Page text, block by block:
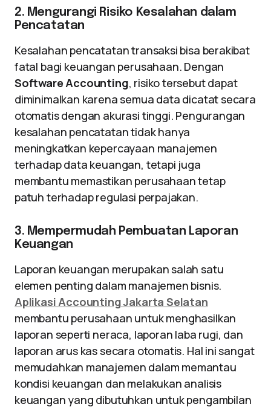
2. Mengurangi Risiko Kesalahan dalam
Pencatatan
Kesalahan pencatatan transaksi bisa berakibat
fatal bagi keuangan perusahaan. Dengan
Software Accounting, risiko tersebut dapat
diminimalkan karena semua data dicatat secara
otomatis dengan akurasi tinggi. Pengurangan
kesalahan pencatatan tidak hanya
meningkatkan kepercayaan manajemen
terhadap data keuangan, tetapi juga
membantu memastikan perusahaan tetap
patuh terhadap regulasi perpajakan.
3. Mempermudah Pembuatan Laporan
Keuangan
Laporan keuangan merupakan salah satu
elemen penting dalam manajemen bisnis.
Aplikasi Accounting Jakarta Selatan
membantu perusahaan untuk menghasilkan
laporan seperti neraca, laporan laba rugi, dan
laporan arus kas secara otomatis. Hal ini sangat
memudahkan manajemen dalam memantau
kondisi keuangan dan melakukan analisis
keuangan yang dibutuhkan untuk pengambilan